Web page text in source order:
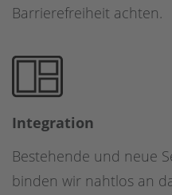
Barrierefreiheit achten.
Integration
Bestehende und neue
binden wir nahtlos an